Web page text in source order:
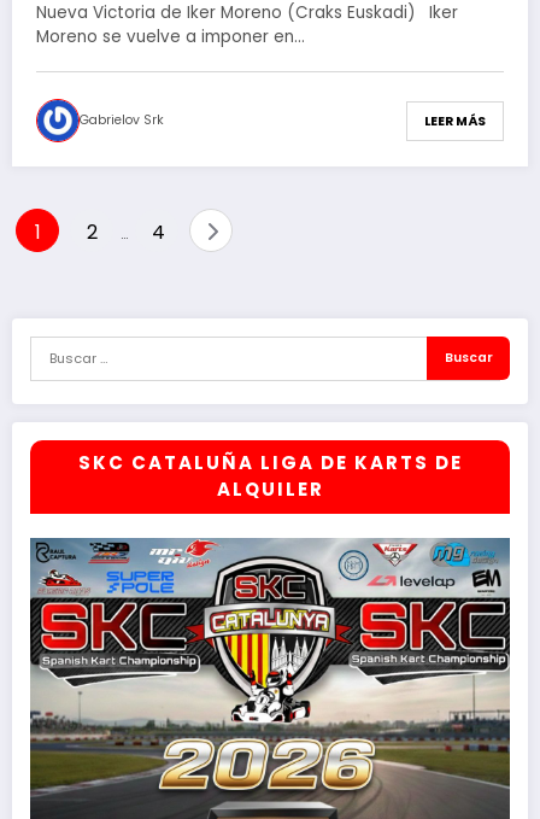
Nueva Victoria de Iker Moreno (Craks Euskadi) Iker
Moreno se vuelve a imponer en…
Gabrielov Srk LEER MÁS
Paginación
1 2 … 4
SKC CATALUÑA LIGA DE KARTS DE
ALQUILER